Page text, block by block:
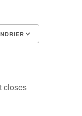
closes